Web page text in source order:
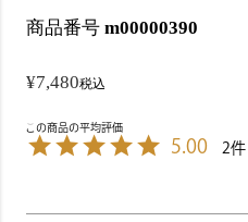
商品番号 m00000390
¥7,480税込
5.00 2